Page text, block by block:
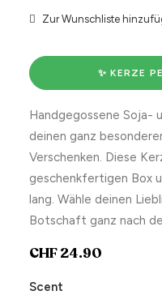
Zur Wunschliste
✨ KERZE
Handgegossene Soja-
deinen ganz
Verschenken. Diese
geschenkfertigen Box
lang. Wähle deinen
Botschaft ganz nach
CHF24.90
Scent